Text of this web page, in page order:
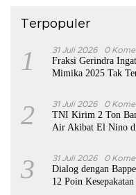
Terpopuler
1 31 Juli 2026 0
Fraksi Gerindra
Mimika 2025 Tak
2 31 Juli 2026 0
TNI Kirim 2 Ton
Air Akibat El Nino
3 31 Juli 2026 0
Dialog dengan
12 Poin